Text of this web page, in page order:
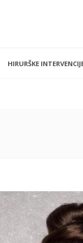
+381 11
HIRURŠKE